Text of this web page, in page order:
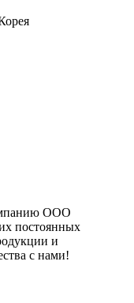
ООО
постоянных
и
с нами!